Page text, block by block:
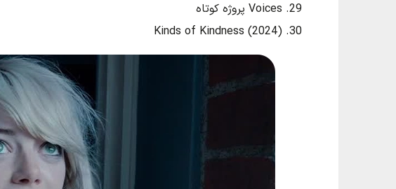
Voices پروژه کوتاه
Kinds of Kindness (2024)